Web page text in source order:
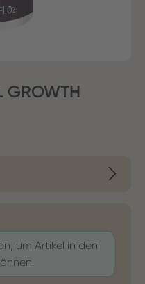
GROWTH
um Artikel in den